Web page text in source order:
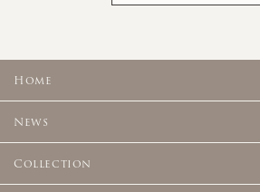
Home
News
Collection